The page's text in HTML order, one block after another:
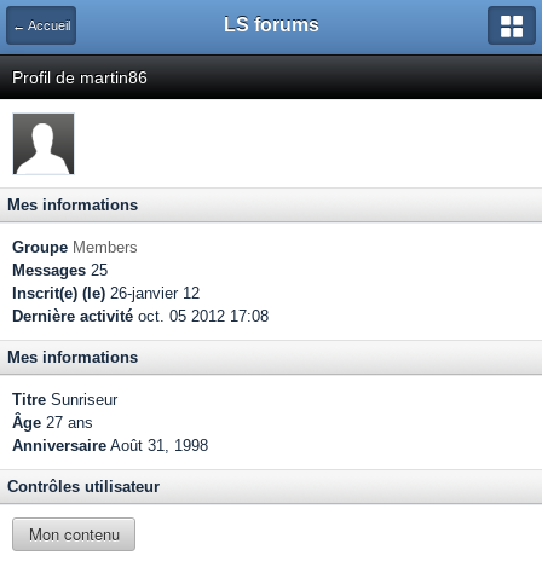
← Accueil LS forums
Profil de martin86
Mes informations
Groupe Members
Messages 25
Inscrit(e) (le) 26-janvier 12
Dernière activité oct. 05 2012 17:08
Mes informations
Titre Sunriseur
Âge 27 ans
Anniversaire Août 31, 1998
Contrôles utilisateur
Mon contenu